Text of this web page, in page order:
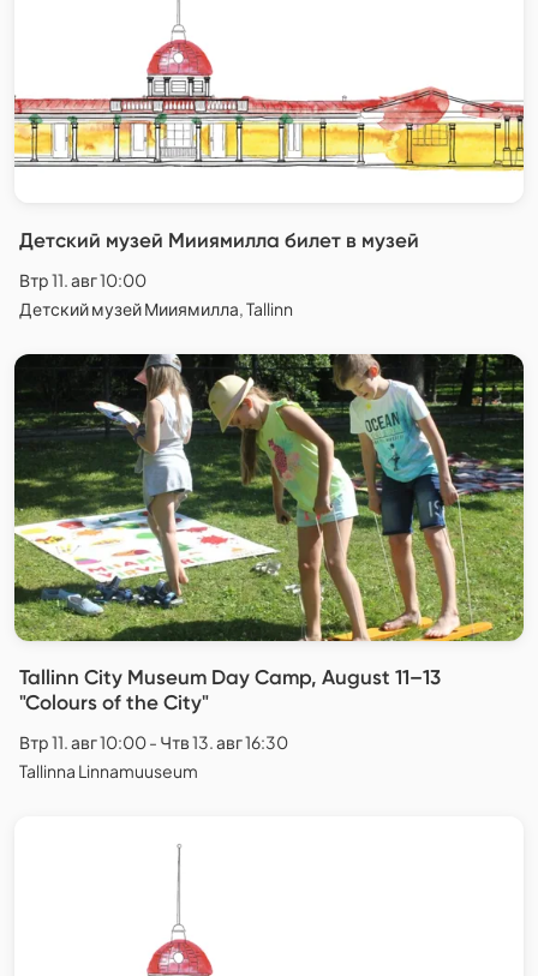
Детский музей Мииямилла билет в музей
Втр 11. авг 10:00
Детский музей Мииямилла, Tallinn
Tallinn City Museum Day Camp, August 11–13
"Colours of the City"
Втр 11. авг 10:00 - Чтв 13. авг 16:30
Tallinna Linnamuuseum